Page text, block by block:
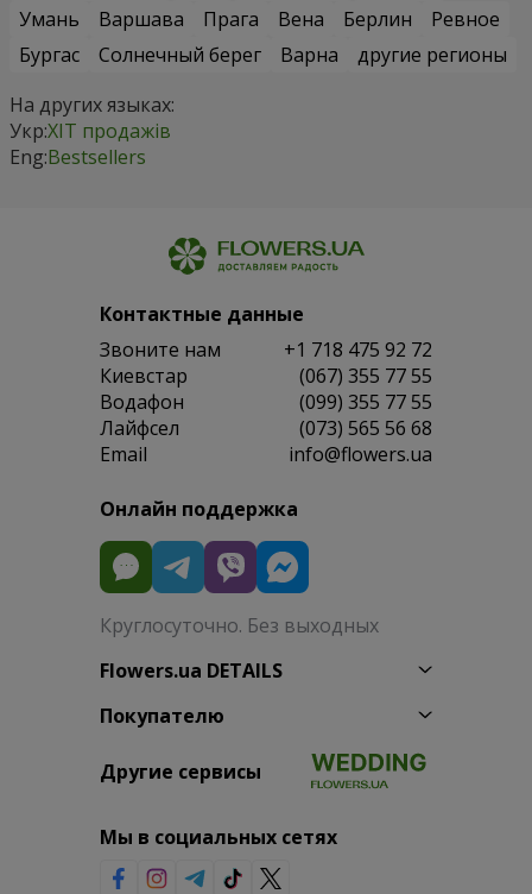
Умань
Варшава Прага Вена Берлин
Ревное
Бургас
Солнечный берег Варна
другие регионы
На других языках:
Укр:ХІТ продажів
Eng:Bestsellers
Контактные данные
Звоните нам
+1 718 475 92 72
Киевстар
(067) 355 77 55
Водафон
(099) 355 77 55
Лайфсел
(073) 565 56 68
Email
info@flowers.ua
Онлайн поддержка
Круглосуточно. Без выходных
Flowers.ua DETAILS
Покупателю
Другие сервисы
Мы в социальных сетях